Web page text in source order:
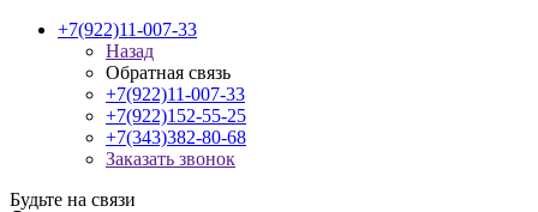
+7(922)11-007-33
Назад
Обратная связь
+7(922)11-007-33
+7(922)152-55-25
+7(343)382-80-68
Заказать звонок
Будьте на связи